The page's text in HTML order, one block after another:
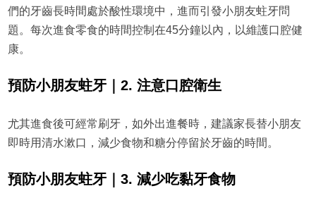
們的牙齒長時間處於酸性環境中，進而引發小朋友蛀牙問
題。每次進食零食的時間控制在45分鐘以內，以維護口腔健
康。
預防小朋友蛀牙｜2. 注意口腔衛生
尤其進食後可經常刷牙，如外出進餐時，建議家長替小朋友
即時用清水漱口，減少食物和糖分停留於牙齒的時間。
預防小朋友蛀牙｜3. 減少吃黏牙食物